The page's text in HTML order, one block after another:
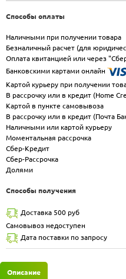
Способы оплаты
Наличными при получении товара
Безналичный расчет (для
Оплата квитанцией или через
Банковскими картами онлайн
Картой курьеру при получении
В рассрочку или в кредит (Home
Картой в пункте самовывоза
В рассрочку или в кредит (Почта
Наличными или картой курьеру
Моментальная рассрочка
Сбер-Кредит
Сбер-Рассрочка
Долями
Способы получения
Доставка 500 руб
Самовывоз недоступен
Дата поставки по запросу
Описание